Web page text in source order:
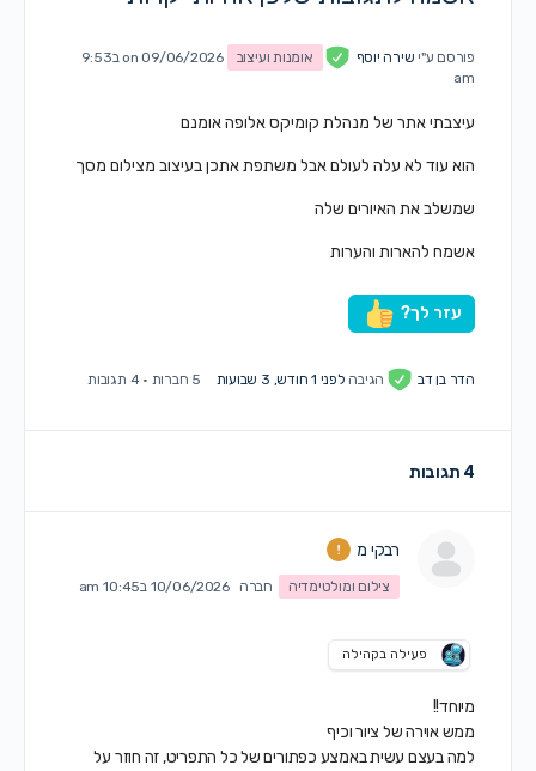
פורסם ע"ישירה יוסף אומנות ועיצוב
on 09/06/2026 ב9:53
am
עיצבתי אתר של מנהלת קומיקס אלופה אומנם
הוא עוד לא עלה לעולם אבל משתפת אתכן בעיצוב מצילום מסך
שמשלב את האיורים שלה
אשמח להארות והערות
עזר לך?
הדר בן דב הגיבהלפני 1 חודש, 3 שבועות 5 חברות · 4 תגובות
4 תגובות
רבקי מ
צילום ומולטימדיה חברה 10/06/2026 ב10:45 am
פעילה בקהילה
מיוחד!!
ממש אוירה של ציור וכיף
למה בעצם עשית באמצע כפתורים של כל התפריט, זה חוזר על